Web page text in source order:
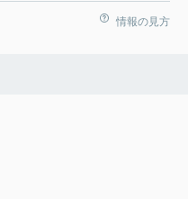
情報の見方